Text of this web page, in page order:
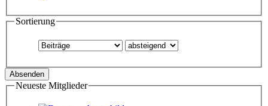
Sortierung
Neueste Mitglieder